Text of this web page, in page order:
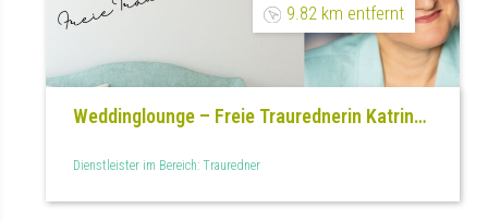
9.82 km entfernt
Weddinglounge – Freie Traurednerin Katrin
Dienstleister im Bereich: Trauredner